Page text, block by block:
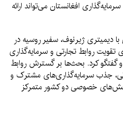
افغانستان می‌تواند ارائه
دیمیتری ژیرنوف، سفیر روسیه در
تقویت روابط تجارتی و سرمایه‌گذاری
گفتگو کرد. بحث‌ها بر گسترش روابط
جذب سرمایه‌گذاری‌های مشترک و
خصوصی دو کشور متمرکز